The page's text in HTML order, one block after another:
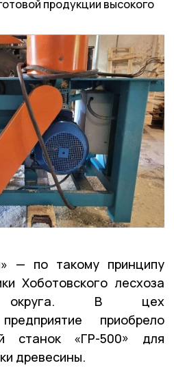
продукции высокого
— по такому принципу
Хоботовского лесхоза
округа. В цех
приобрело
станок «ГР-500» для
древесины.